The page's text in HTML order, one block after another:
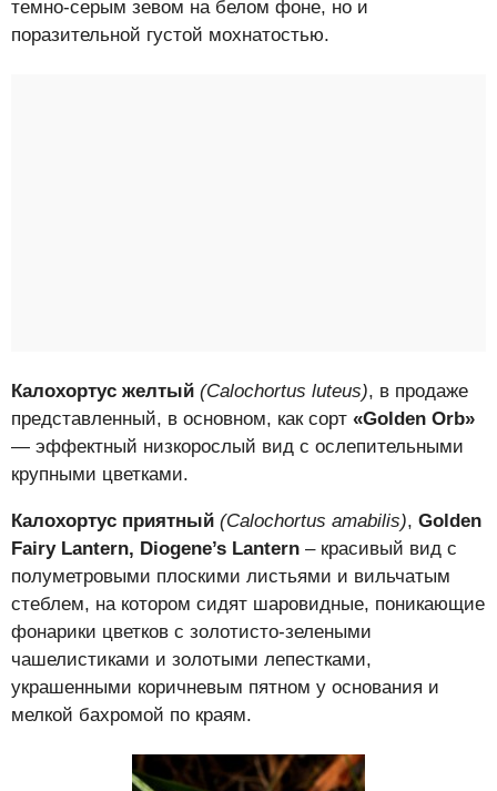
темно-серым зевом на белом фоне, но и
поразительной густой мохнатостью.
Калохортус желтый (Calochortus luteus), в продаже
представленный, в основном, как сорт «Golden Orb»
— эффектный низкорослый вид с ослепительными
крупными цветками.
Калохортус приятный (Calochortus amabilis), Golden
Fairy Lantern, Diogene’s Lantern – красивый вид с
полуметровыми плоскими листьями и вильчатым
стеблем, на котором сидят шаровидные, поникающие
фонарики цветков с золотисто-зелеными
чашелистиками и золотыми лепестками,
украшенными коричневым пятном у основания и
мелкой бахромой по краям.